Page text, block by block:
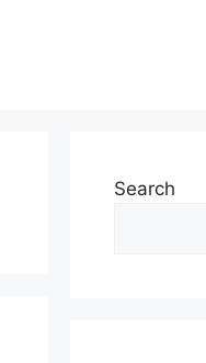
Search